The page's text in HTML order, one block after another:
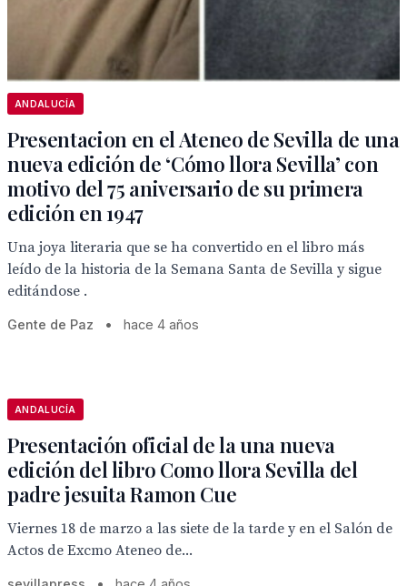
ANDALUCÍA
Presentacion en el Ateneo de Sevilla de una
nueva edición de ‘Cómo llora Sevilla’ con
motivo del 75 aniversario de su primera
edición en 1947
Una joya literaria que se ha convertido en el libro más
leído de la historia de la Semana Santa de Sevilla y sigue
editándose .
Gente de Paz • hace 4 años
ANDALUCÍA
Presentación oficial de la una nueva
edición del libro Como llora Sevilla del
padre jesuita Ramon Cue
Viernes 18 de marzo a las siete de la tarde y en el Salón de
Actos de Excmo Ateneo de...